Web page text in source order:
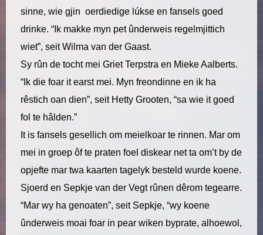
sinne, wie gjin oerdiedige lúkse en fansels goed
drinke. “Ik makke myn pet ûnderweis regelmjittich
wiet”, seit Wilma van der Gaast.
Sy rûn de tocht mei Griet Terpstra en Mieke Aalberts.
“Ik die foar it earst mei. Myn freondinne en ik ha
rêstich oan dien”, seit Hetty Grooten, “sa wie it goed
fol te hâlden.”
It is fansels gesellich om meielkoar te rinnen. Mar om
mei in groep ôf te praten foel diskear net ta om’t by de
opjefte mar twa kaarten tagelyk besteld wurde koene.
Sjoerd en Sepkje van der Vegt rûnen dêrom tegearre.
“Mar wy ha genoaten”, seit Sepkje, “wy koene
ûnderweis moai foar in pear wiken byprate, alhoewol,